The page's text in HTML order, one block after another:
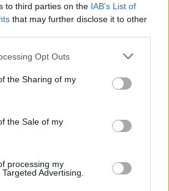
to third parties on the IAB’s List of
that may further disclose it to other
app uses one or more Google
usage behaviour. You may click to
Google and its third-party tags to
specified purposes in below Google
Opt Outs
the Sharing of my
the Sale of my
processing my
Advertising.
ERZSÉBET LIGETI
– CSALÁDI